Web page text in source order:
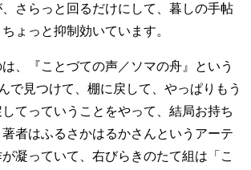
さらっと回るだけにして、暮しの手帖
ょっと抑制効いています。
、『ことづての声／ソマの舟』という
で見つけて、棚に戻して、やっぱりもう
てっていうことをやって、結局お持ち
者はふるさかはるかさんというアーテ
凝っていて、右びらきのたて組は「こ